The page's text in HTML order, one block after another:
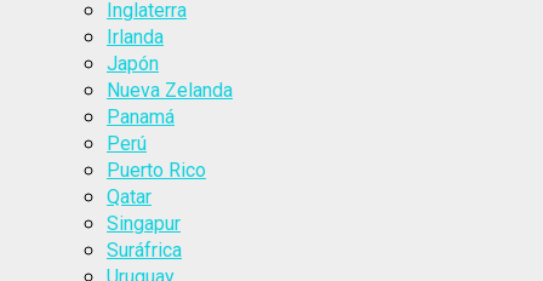
Inglaterra
Irlanda
Japón
Nueva Zelanda
Panamá
Perú
Puerto Rico
Qatar
Singapur
Suráfrica